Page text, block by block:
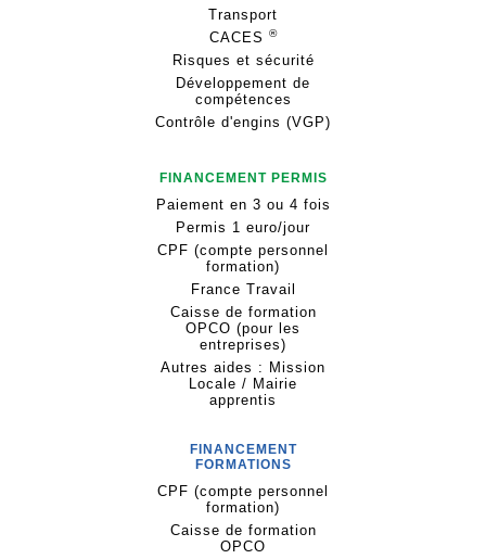
Transport
CACES
®
Risques et sécurité
Développement de
compétences
Contrôle d'engins (VGP)
FINANCEMENT PERMIS
Paiement en 3 ou 4 fois
Permis 1 euro/jour
CPF (compte personnel
formation)
France Travail
Caisse de formation
OPCO (pour les
entreprises)
Autres aides : Mission
Locale / Mairie
apprentis
FINANCEMENT
FORMATIONS
CPF (compte personnel
formation)
Caisse de formation
OPCO